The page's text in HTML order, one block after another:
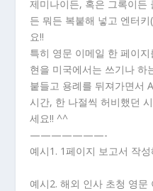
제미나이든, 혹은 그록이든
든 뭐든 복붙해 넣고 엔터
요!!
특히 영문 이메일 한 페이
현을 미국에서는 쓰기나 하
붙들고 용례를 뒤져가면서
시간, 한 나절씩 허비했던
세요!! ^^
———————-
예시1. 1페이지 보고서 작성
예시2. 해외 인사 초청 영문